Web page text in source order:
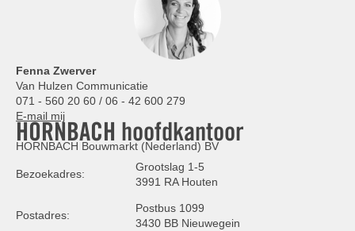
Fenna Zwerver
Van Hulzen Communicatie
071 - 560 20 60 / 06 - 42 600 279
E-mail mij
HORNBACH hoofdkantoor
HORNBACH Bouwmarkt (Nederland) BV
Bezoekadres:
Grootslag 1-5
3991 RA Houten
Postadres:
Postbus 1099
3430 BB Nieuwegein